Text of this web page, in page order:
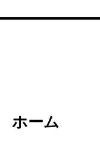
ホーム